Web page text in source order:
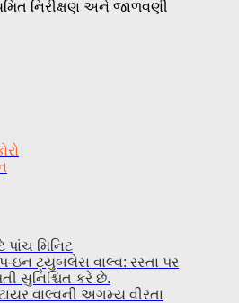
નિરીક્ષણ અને જાળવણી
પાંચ મિનિટ
ઇન ટ્યુબલેસ વાલ્વ: રસ્તા પર
સુનિશ્ચિત કરે છે.
વાલ્વની અગમ્ય વીરતા